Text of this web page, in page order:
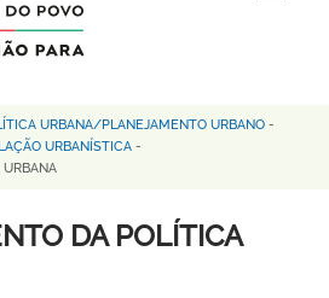
URBANA/PLANEJAMENTO URBANO -
URBANÍSTICA -
DA POLÍTICA